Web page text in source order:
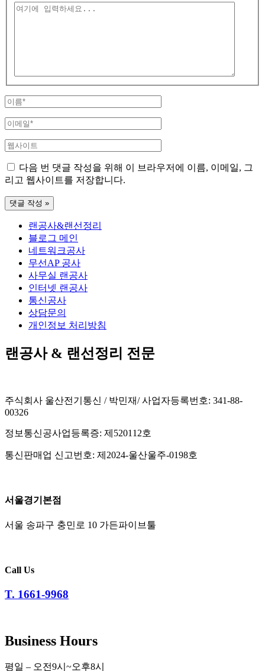
여
요...
이
*이
일
웹
이
트
다음 번 댓글 작성을 위해 이 브라우저에 이름, 이메일, 그
리고 웹사이트를 저장합니다.
랜공사&랜선정리
블로그 메인
네트워크공사
무선AP 공사
사무실 랜공사
인터넷 랜공사
통신공사
상담문의
개인정보 처리방침
랜공사 & 랜선정리 전문
주식회사 울산전기통신 / 박민재/ 사업자등록번호: 341-88-
00326
정보통신공사업등록증: 제520112호
통신판매업 신고번호: 제2024-울산울주-0198호
서울경기본점
서울 송파구 충민로 10 가든파이브툴
Call Us
T. 1661-9968
Business Hours
평일 – 오전9시~오후8시